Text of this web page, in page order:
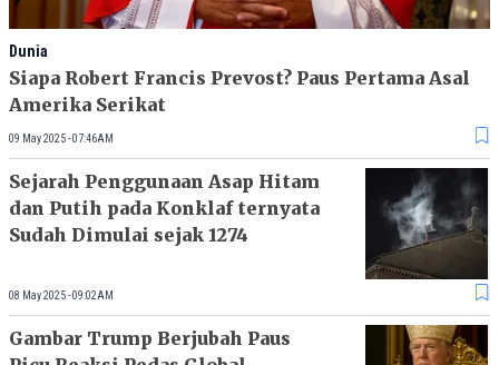
Dunia
Siapa Robert Francis Prevost? Paus Pertama Asal
Amerika Serikat
09 May 2025 - 07:46AM
Sejarah Penggunaan Asap Hitam
dan Putih pada Konklaf ternyata
Sudah Dimulai sejak 1274
08 May 2025 - 09:02AM
Gambar Trump Berjubah Paus